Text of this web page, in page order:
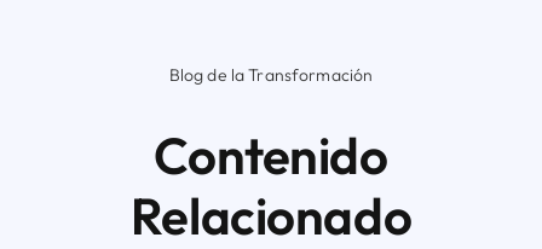
Blog de la Transformación
Contenido
Relacionado